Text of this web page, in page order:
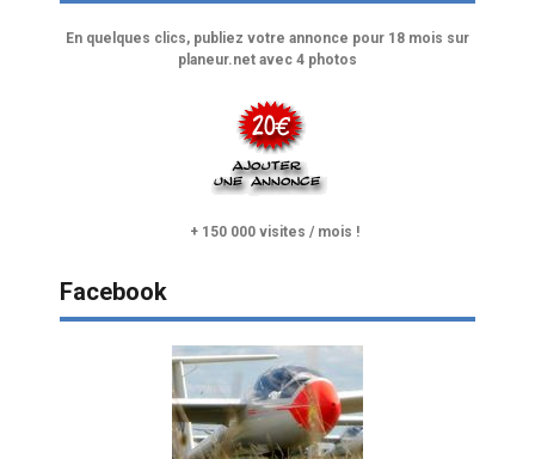
En quelques clics, publiez votre annonce pour 18 mois sur
planeur.net avec 4 photos
+ 150 000 visites / mois !
Facebook